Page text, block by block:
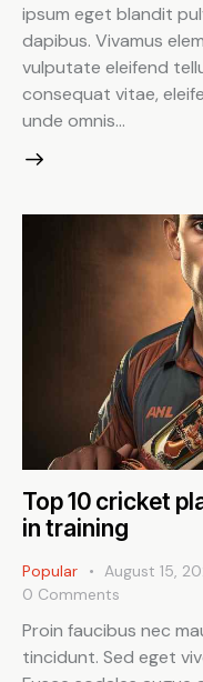
ipsum eget blandit
dapibus. Vivamus
vulputate eleifend
consequat vitae,
unde omnis…
Top 10 cricket
in training
Popular August 15,
0 Comments
Proin faucibus nec
tincidunt. Sed eget